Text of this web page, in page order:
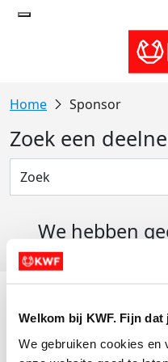
Welkom bij KWF. Fijn
We gebruiken cookies en
Sponsor
Zoek een
We hebben
Actiematerialen
Evenementen